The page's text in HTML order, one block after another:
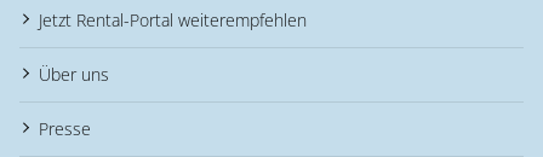
Jetzt Rental-Portal weiterempfehlen
Über uns
Presse